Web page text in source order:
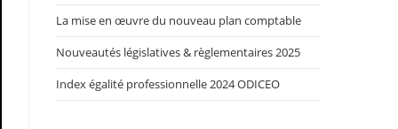
La mise en œuvre du nouveau plan comptable
Nouveautés législatives & règlementaires 2025
Index égalité professionnelle 2024 ODICEO